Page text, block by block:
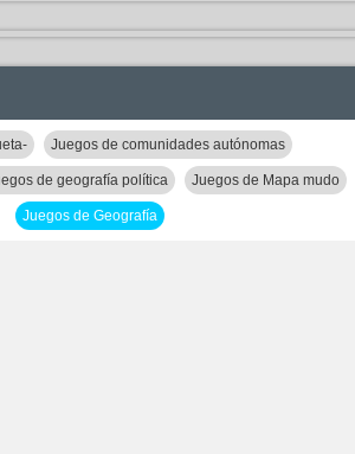
Juegos de comunidades autónomas
de geografía política Juegos de Mapa mudo
Juegos de Geografía